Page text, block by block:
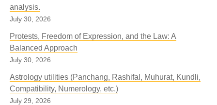
analysis.
July 30, 2026
Protests, Freedom of Expression, and the Law: A
Balanced Approach
July 30, 2026
Astrology utilities (Panchang, Rashifal, Muhurat, Kundli,
Compatibility, Numerology, etc.)
July 29, 2026